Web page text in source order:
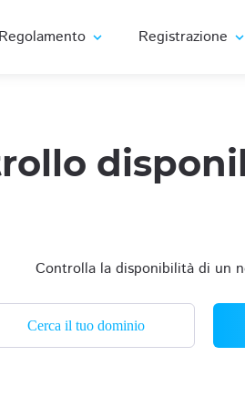
expand_more Registrazione expand_more
Controlla la disponibilità di un
Cerca il tuo dominio